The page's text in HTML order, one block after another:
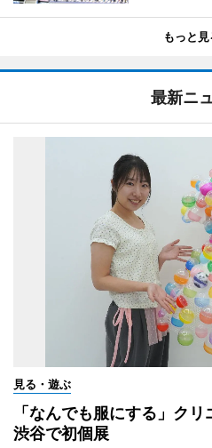
もっと見
最新ニ
見る・遊ぶ
「なんでも服にする」クリ
渋谷で初個展